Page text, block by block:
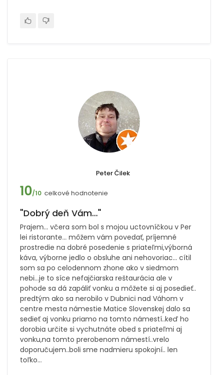
Peter Čilek
10/10 celkové hodnotenie
"Dobrý deň Vám..."
Prajem... včera som bol s mojou uctovníčkou v Per
lei ristorante... môžem vám povedať, príjemné
prostredie na dobré posedenie s priateľmi,výborná
káva, výborne jedlo o obsluhe ani nehovoriac... cítil
som sa po celodennom zhone ako v siedmom
nebi...je to síce nefajčiarska reštaurácia ale v
pohode sa dá zapáliť vonku a môžete si aj posedieť..
predtým ako sa nerobilo v Dubnici nad Váhom v
centre mesta námestie Matice Slovenskej dalo sa
sedieť aj vonku priamo na tomto námestí..keď ho
dorobia určite si vychutnáte obed s priateľmi aj
vonku,na tomto prerobenom námestí..vrelo
doporučujem..boli sme nadmieru spokojní.. len
toľko...